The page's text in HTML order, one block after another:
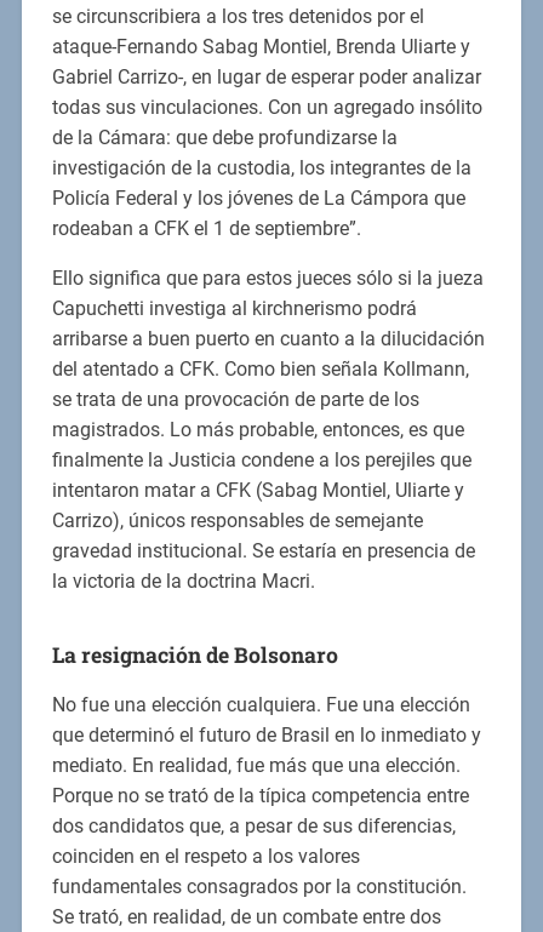
se circunscribiera a los tres detenidos por el
ataque-Fernando Sabag Montiel, Brenda Uliarte y
Gabriel Carrizo-, en lugar de esperar poder analizar
todas sus vinculaciones. Con un agregado insólito
de la Cámara: que debe profundizarse la
investigación de la custodia, los integrantes de la
Policía Federal y los jóvenes de La Cámpora que
rodeaban a CFK el 1 de septiembre”.
Ello significa que para estos jueces sólo si la jueza
Capuchetti investiga al kirchnerismo podrá
arribarse a buen puerto en cuanto a la dilucidación
del atentado a CFK. Como bien señala Kollmann,
se trata de una provocación de parte de los
magistrados. Lo más probable, entonces, es que
finalmente la Justicia condene a los perejiles que
intentaron matar a CFK (Sabag Montiel, Uliarte y
Carrizo), únicos responsables de semejante
gravedad institucional. Se estaría en presencia de
la victoria de la doctrina Macri.
La resignación de Bolsonaro
No fue una elección cualquiera. Fue una elección
que determinó el futuro de Brasil en lo inmediato y
mediato. En realidad, fue más que una elección.
Porque no se trató de la típica competencia entre
dos candidatos que, a pesar de sus diferencias,
coinciden en el respeto a los valores
fundamentales consagrados por la constitución.
Se trató, en realidad, de un combate entre dos